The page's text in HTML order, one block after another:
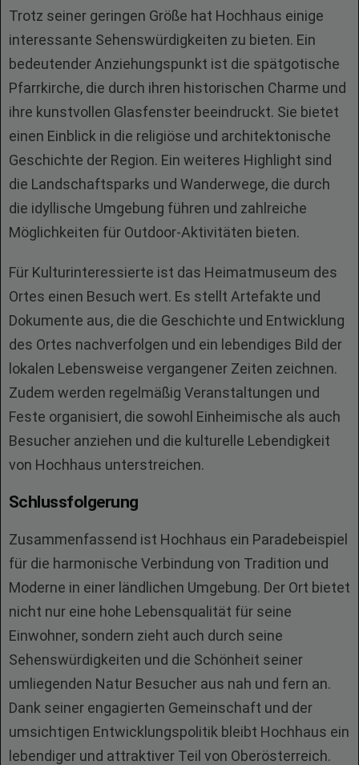
Trotz seiner geringen Größe hat Hochhaus einige
interessante Sehenswürdigkeiten zu bieten. Ein
bedeutender Anziehungspunkt ist die spätgotische
Pfarrkirche, die durch ihren historischen Charme und
ihre kunstvollen Glasfenster beeindruckt. Sie bietet
einen Einblick in die religiöse und architektonische
Geschichte der Region. Ein weiteres Highlight sind
die Landschaftsparks und Wanderwege, die durch
die idyllische Umgebung führen und zahlreiche
Möglichkeiten für Outdoor-Aktivitäten bieten.
Für Kulturinteressierte ist das Heimatmuseum des
Ortes einen Besuch wert. Es stellt Artefakte und
Dokumente aus, die die Geschichte und Entwicklung
des Ortes nachverfolgen und ein lebendiges Bild der
lokalen Lebensweise vergangener Zeiten zeichnen.
Zudem werden regelmäßig Veranstaltungen und
Feste organisiert, die sowohl Einheimische als auch
Besucher anziehen und die kulturelle Lebendigkeit
von Hochhaus unterstreichen.
Schlussfolgerung
Zusammenfassend ist Hochhaus ein Paradebeispiel
für die harmonische Verbindung von Tradition und
Moderne in einer ländlichen Umgebung. Der Ort bietet
nicht nur eine hohe Lebensqualität für seine
Einwohner, sondern zieht auch durch seine
Sehenswürdigkeiten und die Schönheit seiner
umliegenden Natur Besucher aus nah und fern an.
Dank seiner engagierten Gemeinschaft und der
umsichtigen Entwicklungspolitik bleibt Hochhaus ein
lebendiger und attraktiver Teil von Oberösterreich.